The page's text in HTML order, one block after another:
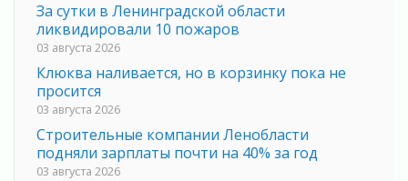
За сутки в Ленинградской области
ликвидировали 10 пожаров
03 августа 2026
Клюква наливается, но в корзинку пока не
просится
03 августа 2026
Строительные компании Ленобласти
подняли зарплаты почти на 40% за год
03 августа 2026